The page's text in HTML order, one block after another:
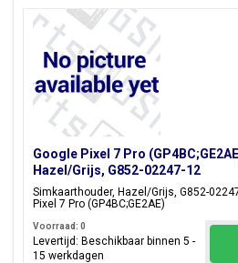
Google Pixel 7 Pro
Hazel/Grijs, G852-02247-12
Simkaarthouder, Hazel/Grijs, G852-
Pixel 7 Pro (GP4BC;GE2AE)
Voorraad: 0
Levertijd: Beschikbaar binnen 5 -
15 werkdagen